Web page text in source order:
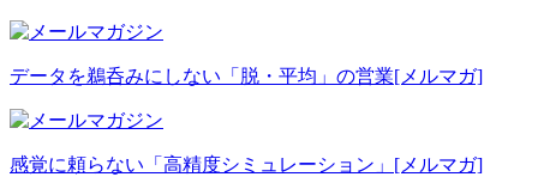
データを鵜呑みにしない「脱・平均」の営業[メルマガ]
感覚に頼らない「高精度シミュレーション」 [メルマガ]